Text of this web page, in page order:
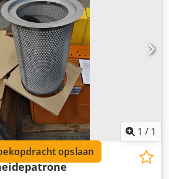
1 / 1
opslaan